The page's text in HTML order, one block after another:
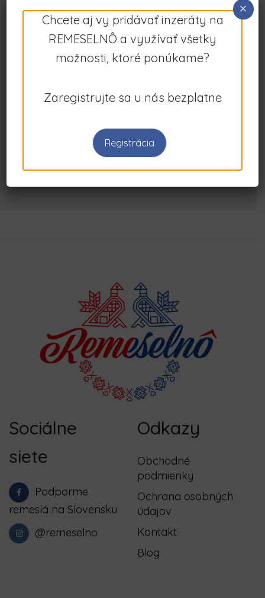
REMESELNÍK
PECHO CRYSTAL
Sociálne
siete
Podporme
remeslá na Slovensku
@remeselno
Odkazy
Obchodné
podmienky
Ochrana osobných
údajov
Kontakt
Blog
Chcete aj vy pridávať inzeráty na
REMESELNÔ a využívať všetky
možnosti, ktoré ponúkame?
Zaregistrujte sa u nás bezplatne
Registrácia
×